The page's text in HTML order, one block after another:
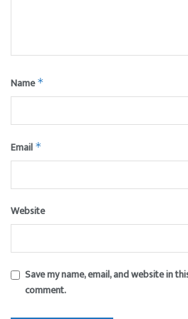
Name*
Email *
Website
Save my name, email, and website in
comment.